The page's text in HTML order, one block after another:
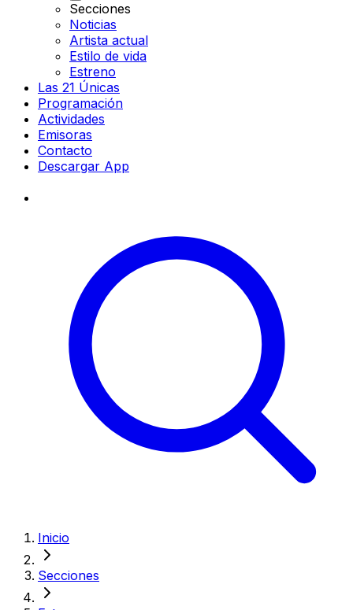
Secciones
Noticias
Artista actual
Estilo de vida
Estreno
Las 21 Únicas
Programación
Actividades
Emisoras
Contacto
Descargar App
Inicio
Secciones